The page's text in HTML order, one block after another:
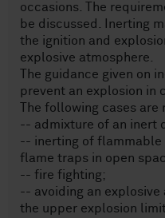
occasions. The
be discussed. Inerting
the ignition and
explosive atmosphere.
The guidance given on
prevent an explosion in
The following cases
-- admixture of an inert
-- inerting of flammable
flame traps in open
-- fire fighting;
-- avoiding an explosive
the upper explosion